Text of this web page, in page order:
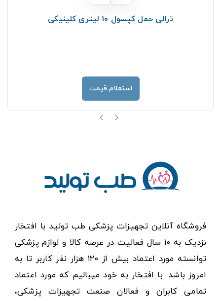
ترالی حمل کپسول 10 لیتری کلینیکی
استعلام قیمت
فروشگاه آنلاین تجهیزات پزشکی طب تولید با افتخار
نزدیک به ۱۰ سال فعالیت در عرصه کالا و لوازم پزشکی
توانسته مورد اعتماد بیش از ۱۲۰ هزار نفر کاربر تا به
امروز باشد. با افتخار به خود میبالیم که مورد اعتماد
تمامی کابران و فعالان صنعت تجهیزات پزشکی،